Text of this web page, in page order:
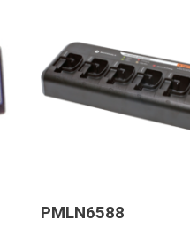
PMLN6588